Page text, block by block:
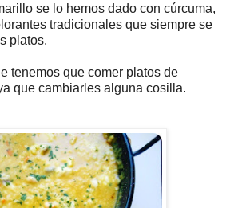
se lo hemos dado con cúrcuma,
tradicionales que siempre se
platos.
tenemos que comer platos de
que cambiarles alguna cosilla.